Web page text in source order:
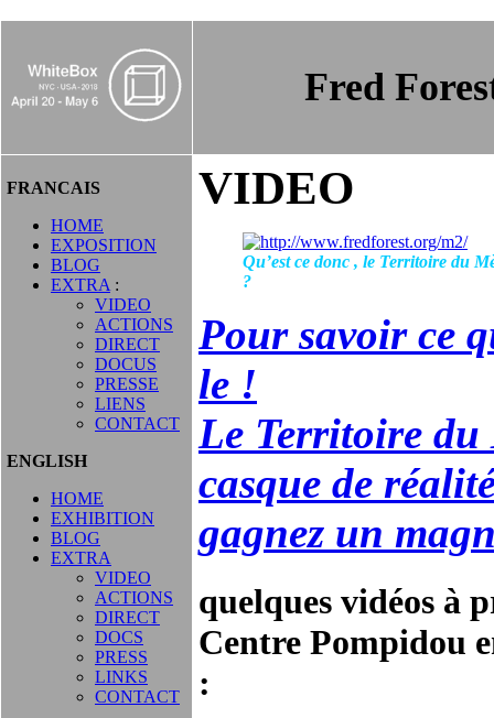
Fred
FRANCAIS
HOME
EXPOSITION
BLOG
EXTRA :
VIDEO
ACTIONS
DIRECT
DOCUS
PRESSE
LIENS
CONTACT
ENGLISH
HOME
EXHIBITION
BLOG
EXTRA
VIDEO
ACTIONS
DIRECT
DOCS
PRESS
LINKS
CONTACT
VIDEO
Qu’est ce donc , le Territoire du
?
Pour savoir ce
le !
Le Territoire du
casque de
gagnez un
quelques vidéos à
Centre Pompidou
: